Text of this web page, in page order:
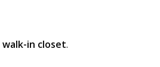
walk-in closet.